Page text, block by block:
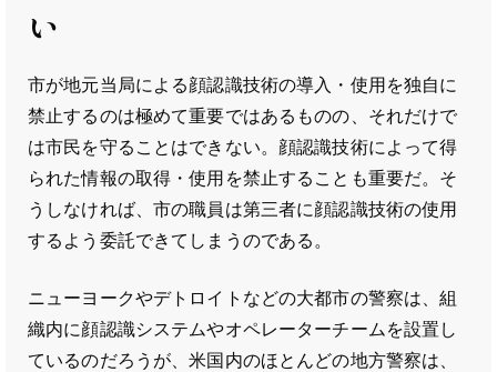
い
市が地元当局による顔認識技術の導入・使用を独自に
禁止するのは極めて重要ではあるものの、それだけで
は市民を守ることはできない。顔認識技術によって得
られた情報の取得・使用を禁止することも重要だ。そ
うしなければ、市の職員は第三者に顔認識技術の使用
するよう委託できてしまうのである。
ニューヨークやデトロイトなどの大都市の警察は、組
織内に顔認識システムやオペレーターチームを設置し
ているのだろうが、米国内のほとんどの地方警察は、